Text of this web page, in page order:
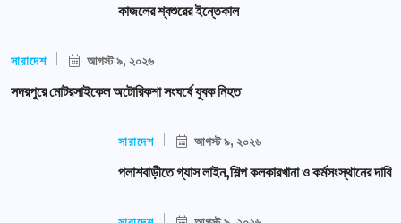
কাজলের শ্বশুরের ইন্তেকাল
সারাদেশ আগস্ট ৯, ২০২৬
সদরপুরে মোটরসাইকেল অটোরিকশা সংঘর্ষে যুবক নিহত
সারাদেশ আগস্ট ৯, ২০২৬
পলাশবাড়ীতে গ্যাস লাইন,শিল্প কলকারখানা ও কর্মসংস্থানের দাবি